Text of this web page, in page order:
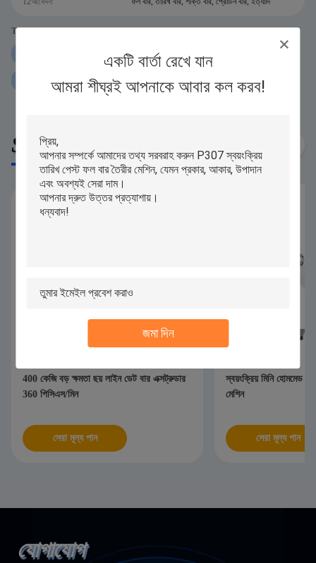
একটি বার্তা রেখে যান
আমরা শীঘ্রই আপনাকে আবার কল করব!
জমা দিন
Tags:
60pcs মিনিট প্রোটিন বার এক্সট্রুডার মেশিন
অটো প্রোটিন বার এক্সট্রুডার মেশিন
Similar Products
400 কেজি বড় ক্ষমতা ছয় লাইন ডেট বার এক্সট্রুডার
360 পিসিএস/মিন
সেরা মূল্য পান
স্বয়ংক্রিয় মিনি হোমমেড
মেশিন
সেরা মূল্য পান
যোগাযোগ